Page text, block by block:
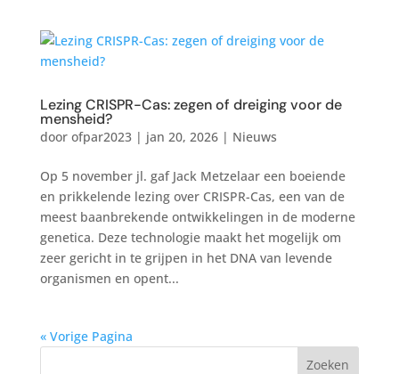
Lezing CRISPR-Cas: zegen of dreiging voor de
mensheid?
door ofpar2023| jan 20, 2026| Nieuws
Op 5 november jl. gaf Jack Metzelaar een boeiende
en prikkelende lezing over CRISPR-Cas, een van de
meest baanbrekende ontwikkelingen in de moderne
genetica. Deze technologie maakt het mogelijk om
zeer gericht in te grijpen in het DNA van levende
organismen en opent...
« Vorige Pagina
Zoeken